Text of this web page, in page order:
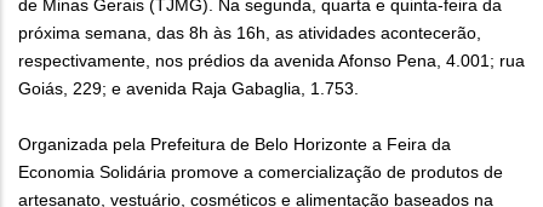
de Minas Gerais (TJMG). Na segunda, quarta e quinta-feira da
próxima semana, das 8h às 16h, as atividades acontecerão,
respectivamente, nos prédios da avenida Afonso Pena, 4.001; rua
Goiás, 229; e avenida Raja Gabaglia, 1.753.
Organizada pela Prefeitura de Belo Horizonte a Feira da
Economia Solidária promove a comercialização de produtos de
artesanato, vestuário, cosméticos e alimentação baseados na